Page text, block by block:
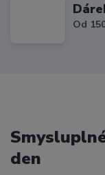
Od
den